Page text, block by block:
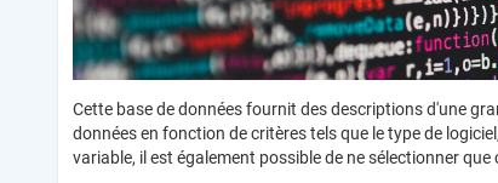
Cette base de données fournit des descriptions d'une
données en fonction de critères tels que le type de
variable, il est également possible de ne sélectionner